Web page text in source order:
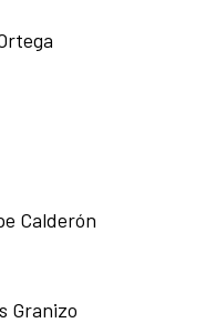
Calderón
Granizo